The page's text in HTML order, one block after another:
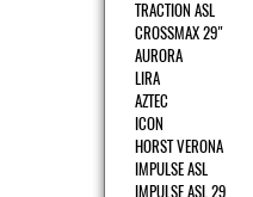
TRACTION ASL
CROSSMAX 29"
AURORA
LIRA
AZTEC
ICON
HORST VERONA
IMPULSE ASL
IMPULSE ASL 29